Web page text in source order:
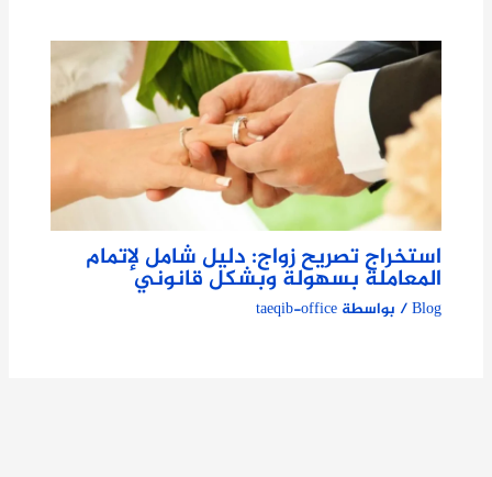
استخراج تصريح زواج: دليل شامل لإتمام
المعاملة بسهولة وبشكل قانوني
Blog/ بواسطة taeqib-office